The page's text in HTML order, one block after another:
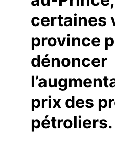
certaines
province
dénoncer
prix des
pétroliers.